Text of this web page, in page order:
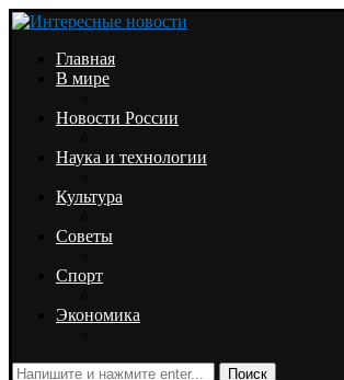
Главная
В мире
Новости России
Наука и технологии
Культура
Советы
Спорт
Экономика
Поиск